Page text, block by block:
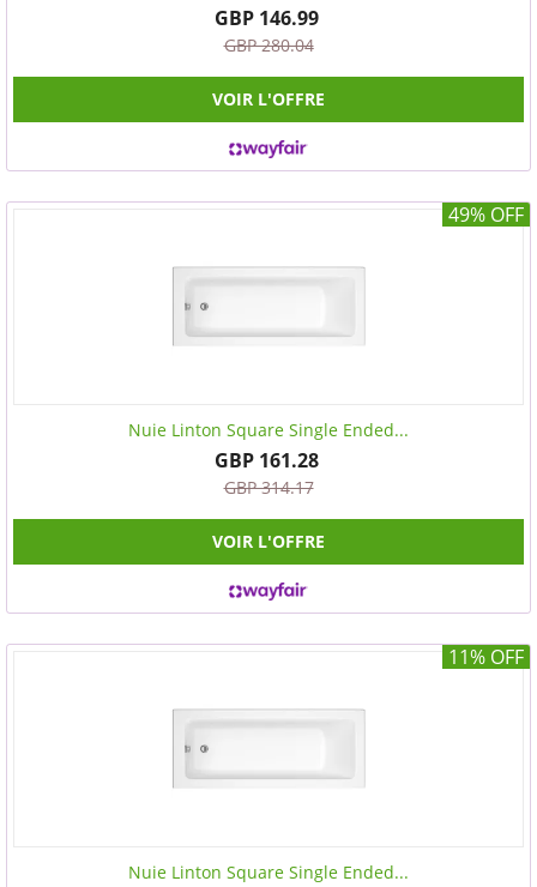
GBP 146.99
GBP 280.04
VOIR L'OFFRE
49% OFF
Nuie Linton Square Single Ended...
GBP 161.28
GBP 314.17
VOIR L'OFFRE
11% OFF
Nuie Linton Square Single Ended...